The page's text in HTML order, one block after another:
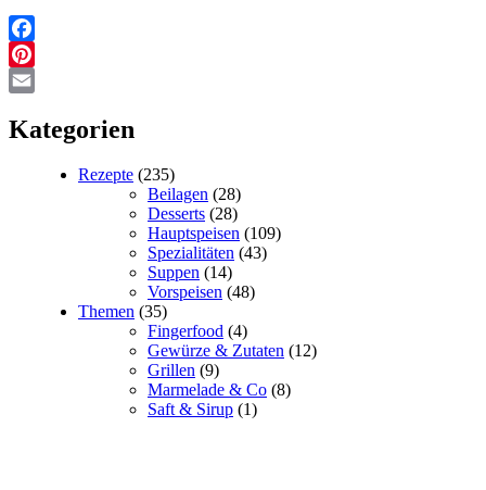
Facebook
Pinterest
Kategorien
Rezepte (235)
Beilagen (28)
Desserts (28)
Hauptspeisen (109)
Spezialitäten (43)
Suppen (14)
Vorspeisen (48)
Themen (35)
Fingerfood (4)
Gewürze & Zutaten (12)
Grillen (9)
Marmelade & Co (8)
Saft & Sirup (1)